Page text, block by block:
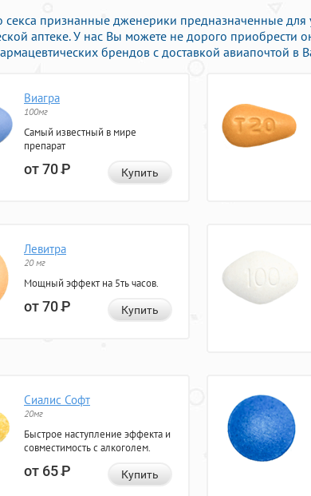
секса признанные дженерики предназначенные для
аптеке. У нас Вы можете не дорого приобрести
брендов с доставкой авиапочтой в
Виагра
100мг
Самый известный в мире
препарат
от 70Р Купить
Левитра
20 мг
Мощный эффект на 5ть часов.
от 70Р Купить
Сиалис Софт
20мг
Быстрое наступление эффекта и
совместимость с алкоголем.
от 65Р Купить